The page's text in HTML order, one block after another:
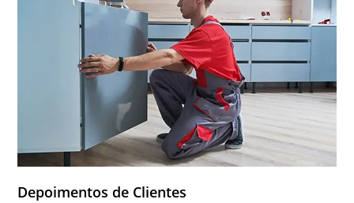
Depoimentos de Clientes